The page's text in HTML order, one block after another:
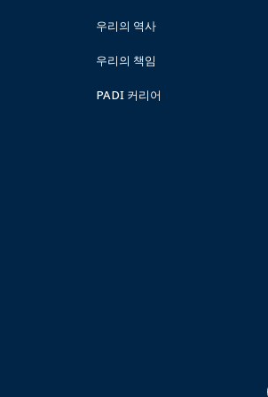
우리의 역사
우리의 책임
PADI 커리어